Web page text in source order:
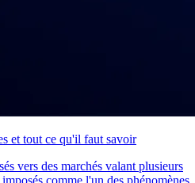
et tout ce qu'il faut savoir
vers des marchés valant plusieurs